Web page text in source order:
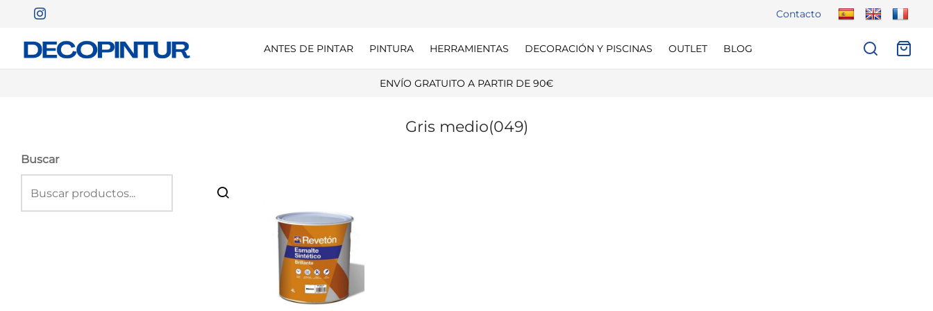
Contacto
ANTES DE PINTAR PINTURA HERRAMIENTAS DECORACIÓN Y PISCINAS OUTLET BLOG
ENVÍO GRATUITO A PARTIR DE 90€
Gris medio(049)
Buscar